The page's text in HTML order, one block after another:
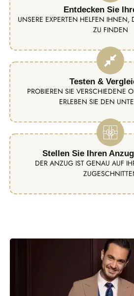
Entdecken Sie
UNSERE EXPERTEN HELFEN IHNEN,
ZU FINDEN
Testen &
PROBIEREN SIE VERSCHIEDENE
ERLEBEN SIE DEN
Stellen Sie Ihren
DER ANZUG IST GENAU AUF